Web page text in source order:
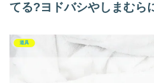
てる?ヨドバシやしまむら
道具